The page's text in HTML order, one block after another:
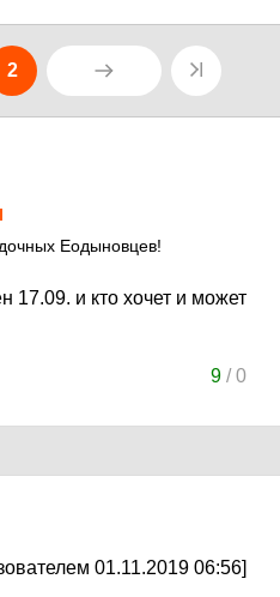
2
Еодыновцев!
17.09. и кто хочет и может
9/0
01.11.2019 06:56]